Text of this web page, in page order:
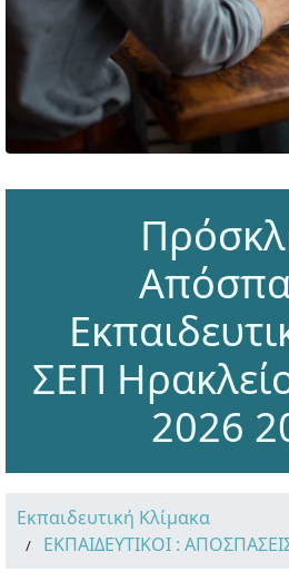
ΣΕΠ
2026
Εκπαιδευτική Κλίμακα
ΕΚΠΑΙΔΕΥΤΙΚΟΙ :